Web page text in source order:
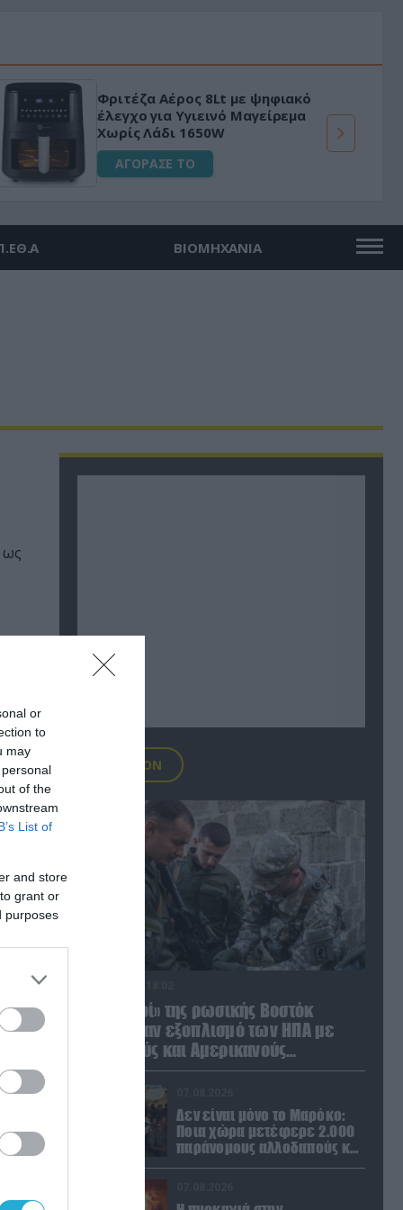
or
to
may
of the
List of
and store
grant or
purposes
Φριτέζα Αέρος 8Lt με ψηφιακό
έλεγχο για Υγιεινό Μαγείρεμα
Χωρίς Λάδι 1650W
ΑΓΟΡΑΣΕ ΤΟ
ΒΙΟΜΗΧΑΝΙΑ
ως
FOCUS ON
«Κεραυνοί» της ρωσικής Βοστόκ
κατέκαψαν εξοπλισμό των ΗΠΑ με
Ουκρανούς και Αμερικανούς
μισθοφόρους – Δείτε βίντεο
Δεν είναι μόνο το Μαρόκο:
Ποια χώρα μετέφερε 2.000
παράνομους αλλοδαπούς και
με ναρκωτικά στην Ισπανία